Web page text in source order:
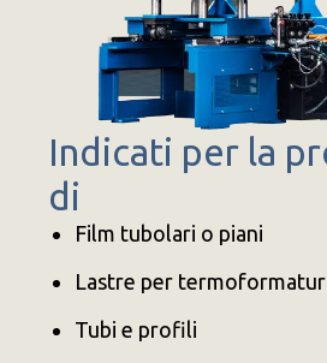
Indicati per la
di
Film tubolari o piani
Lastre per
Tubi e profili